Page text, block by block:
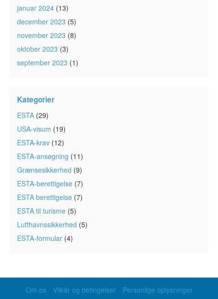
januar 2024 (13)
december 2023 (5)
november 2023 (8)
oktober 2023 (3)
september 2023 (1)
Kategorier
ESTA (29)
USA-visum (19)
ESTA-krav (12)
ESTA-ansøgning (11)
Grænsesikkerhed (9)
ESTA-berettigelse (7)
ESTA berettigelse (7)
ESTA til turisme (5)
Lufthavnssikkerhed (5)
ESTA-formular (4)
Om os Vilkår og betingelser Personlige oplysninger